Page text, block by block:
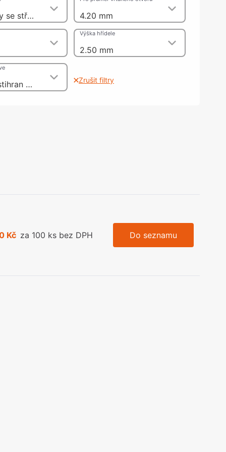
nohy, Nábytkové nohy a
nastavení
kování
kluzáky a kolečka
pro šrouby se středovým otvorem, vnitřní šestihran SW4 4.20 mm
2.50 mm
Výška hřídele
Vnitřní šestihran SW4 Zrušit filtry
Kč za 100 ks bez DPH Do seznamu